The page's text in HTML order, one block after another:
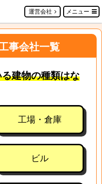
運営会社 メニュー
事会社一覧
建物の種類はな
工場・倉庫
ビル